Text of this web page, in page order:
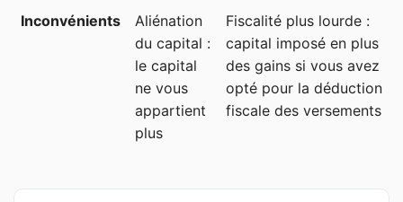
Inconvénients
Aliénation
du capital :
le capital
ne vous
appartient
plus
Fiscalité plus lourde :
capital imposé en plus
des gains si vous avez
opté pour la déduction
fiscale des versements